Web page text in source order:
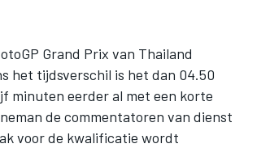
Grand Prix van Thailand
het tijdsverschil is het dan 04.50
minuten eerder al met een korte
de commentatoren van dienst
voor de kwalificatie wordt